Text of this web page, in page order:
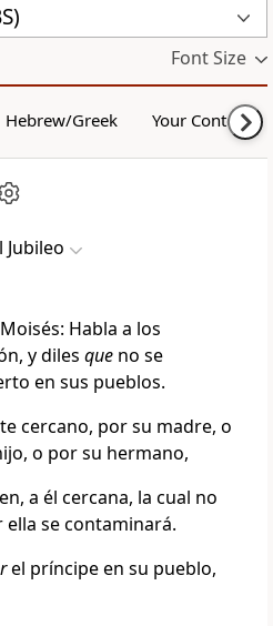
Font Size
Hebrew/Greek Your Content
Jubileo
Habla a los
y diles que no se
en sus pueblos.
cercano, por su madre, o
o por su hermano,
a él cercana, la cual no
se contaminará.
el príncipe en su pueblo,